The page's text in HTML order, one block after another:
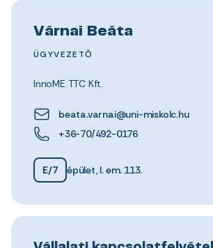
Várnai Beáta
ÜGYVEZETŐ
InnoME TTC Kft.
beata.varnai@uni-miskolc.hu
+36-70/492-0176
E/7 épület, I. em. 113.